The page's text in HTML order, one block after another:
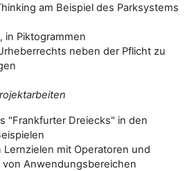
am Beispiel des Parksystems
in Piktogrammen
neben der Pflicht zu
"Frankfurter Dreiecks" in den
Lernzielen mit Operatoren und
Anwendungsbereichen